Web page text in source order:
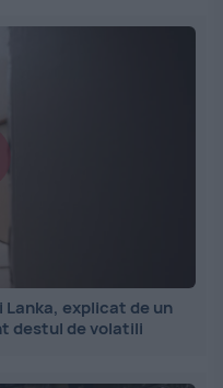
explicat de un
destul de volatili